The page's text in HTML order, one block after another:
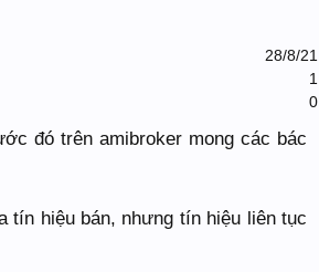
28/8/21
1
0
đó trên amibroker mong các bác
hiệu bán, nhưng tín hiệu liên tục